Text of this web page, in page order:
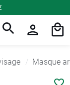
Masque